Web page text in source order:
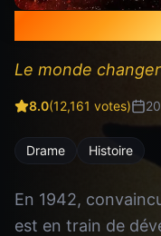
Le monde
8.0(12,161 votes)
Drame Histoire
En 1942,
est en train de